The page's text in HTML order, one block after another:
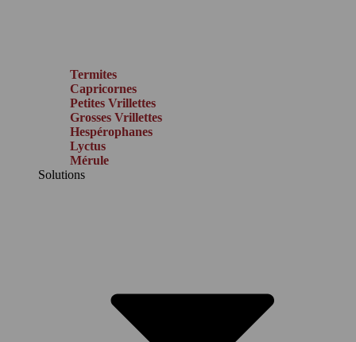
Termites
Capricornes
Petites Vrillettes
Grosses Vrillettes
Hespérophanes
Lyctus
Mérule
Solutions